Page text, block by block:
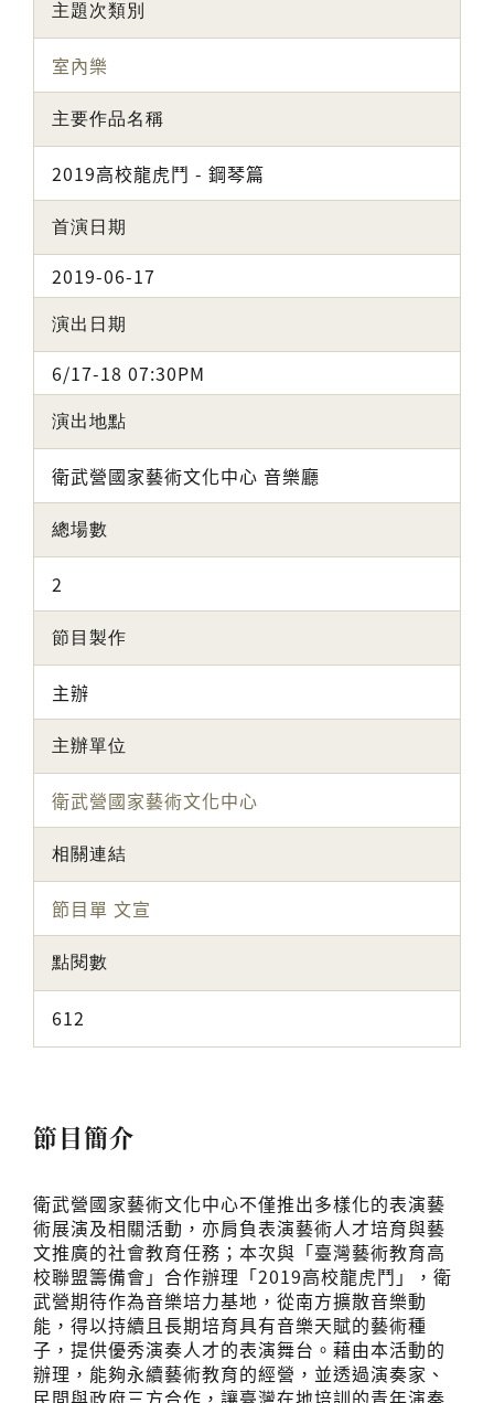
主題次類別
室內樂
主要作品名稱
2019高校龍虎鬥 - 鋼琴篇
首演日期
2019-06-17
演出日期
6/17-18 07:30PM
演出地點
衛武營國家藝術文化中心 音樂廳
總場數
2
節目製作
主辦
主辦單位
衛武營國家藝術文化中心
相關連結
節目單 文宣
點閱數
612
節目簡介
衛武營國家藝術文化中心不僅推出多樣化的表演藝
術展演及相關活動，亦肩負表演藝術人才培育與藝
文推廣的社會教育任務；本次與「臺灣藝術教育高
校聯盟籌備會」合作辦理「2019高校龍虎鬥」，衛
武營期待作為音樂培力基地，從南方擴散音樂動
能，得以持續且長期培育具有音樂天賦的藝術種
子，提供優秀演奏人才的表演舞台。藉由本活動的
辦理，能夠永續藝術教育的經營，並透過演奏家、
民間與政府三方合作，讓臺灣在地培訓的青年演奏